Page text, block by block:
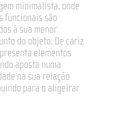
minimalista, onde
funcionais são
à sua menor
do objeto. De cariz
elementos
aposta numa
na sua relação
para o aligeirar